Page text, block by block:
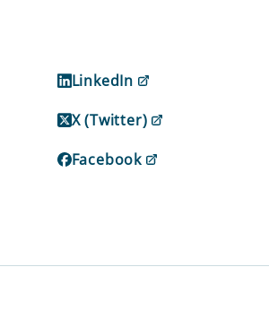
LinkedIn
X (Twitter)
Facebook